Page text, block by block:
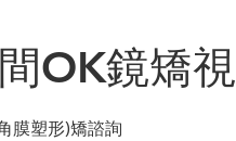
OK鏡矯視
膜塑形)矯諮詢